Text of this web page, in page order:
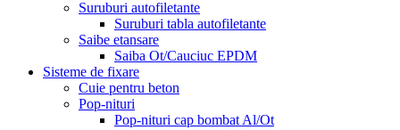
Suruburi autofiletante
Suruburi tabla autofiletante
Saibe etansare
Saiba Ot/Cauciuc EPDM
Sisteme de fixare
Cuie pentru beton
Pop-nituri
Pop-nituri cap bombat Al/Ot